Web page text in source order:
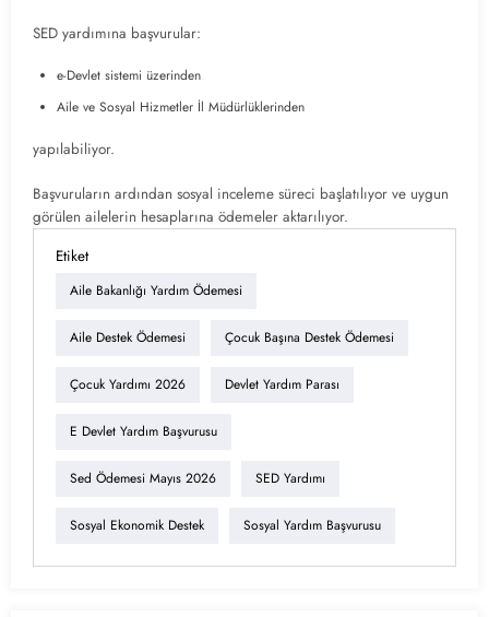
SED yardımına başvurular:
e-Devlet sistemi üzerinden
Aile ve Sosyal Hizmetler İl Müdürlüklerinden
yapılabiliyor.
Başvuruların ardından sosyal inceleme süreci başlatılıyor ve uygun
görülen ailelerin hesaplarına ödemeler aktarılıyor.
Etiket
Aile Bakanlığı Yardım Ödemesi
Aile Destek Ödemesi Çocuk Başına Destek Ödemesi
Çocuk Yardımı 2026 Devlet Yardım Parası
E Devlet Yardım Başvurusu
Sed Ödemesi Mayıs 2026 SED Yardımı
Sosyal Ekonomik Destek Sosyal Yardım Başvurusu